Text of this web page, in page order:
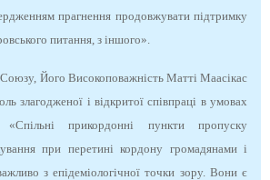
прагнення продовжувати підтримку
питання, з іншого».
Його Високоповажність Матті Маасікас
злагодженої і відкритої співпраці в умовах
«Спільні прикордонні пункти пропуску
при перетині кордону громадянами і
з епідеміологічної точки зору. Вони є